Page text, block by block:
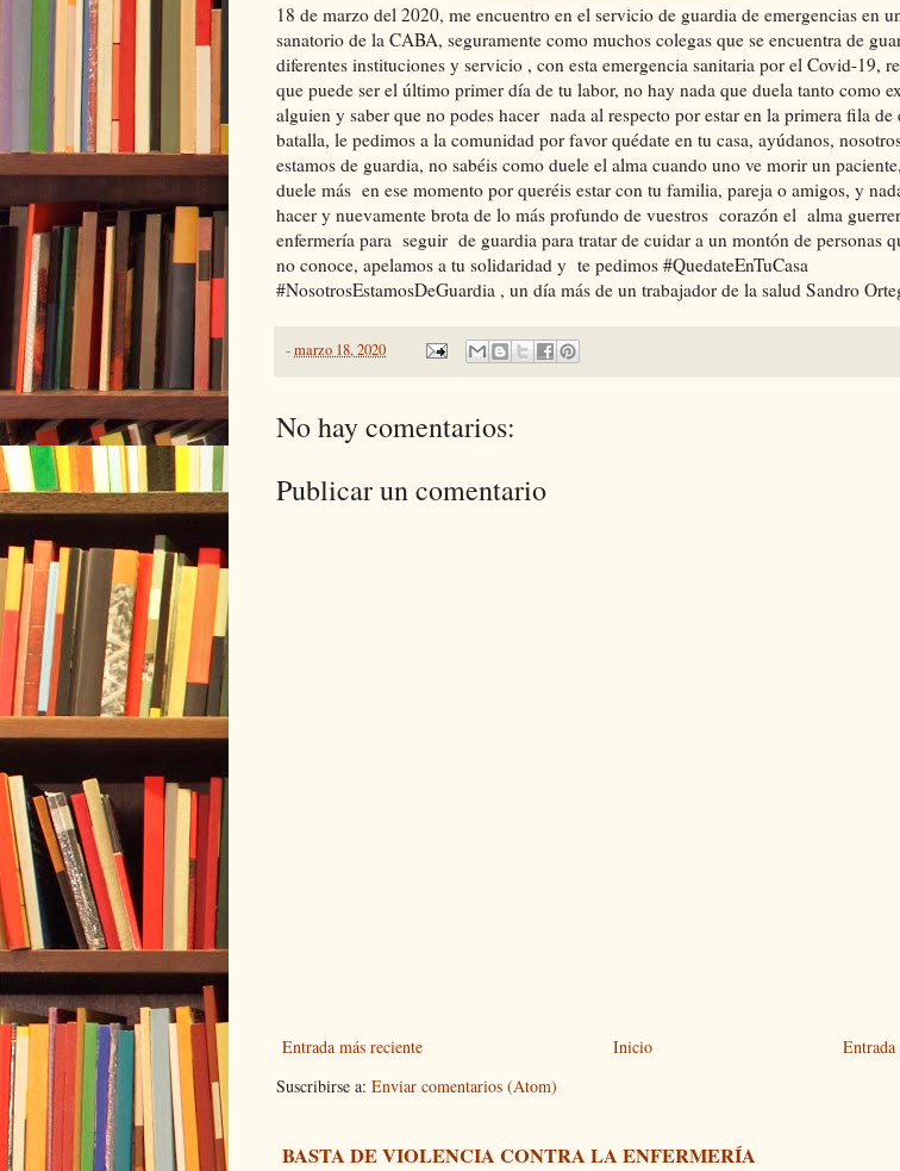
18 de marzo del 2020, me encuentro en el servicio de guardia de emergencias en
sanatorio de la CABA, seguramente como muchos colegas que se encuentra de
diferentes instituciones y servicio , con esta emergencia sanitaria por el Covid-19,
que puede ser el último primer día de tu labor, no hay nada que duela tanto como
alguien y saber que no podes hacer nada al respecto por estar en la primera fila de
batalla, le pedimos a la comunidad por favor quédate en tu casa, ayúdanos,
estamos de guardia, no sabéis como duele el alma cuando uno ve morir un
duele más en ese momento por queréis estar con tu familia, pareja o amigos, y
hacer y nuevamente brota de lo más profundo de vuestros corazón el alma
enfermería para seguir de guardia para tratar de cuidar a un montón de personas
no conoce, apelamos a tu solidaridad y te pedimos #QuedateEnTuCasa
#NosotrosEstamosDeGuardia , un día más de un trabajador de la salud Sandro
-marzo 18, 2020
No hay comentarios:
Publicar un comentario
Entrada más reciente
Inicio
Suscribirse a: Enviar comentarios (Atom)
BASTA DE VIOLENCIA CONTRA LA ENFERMERÍA